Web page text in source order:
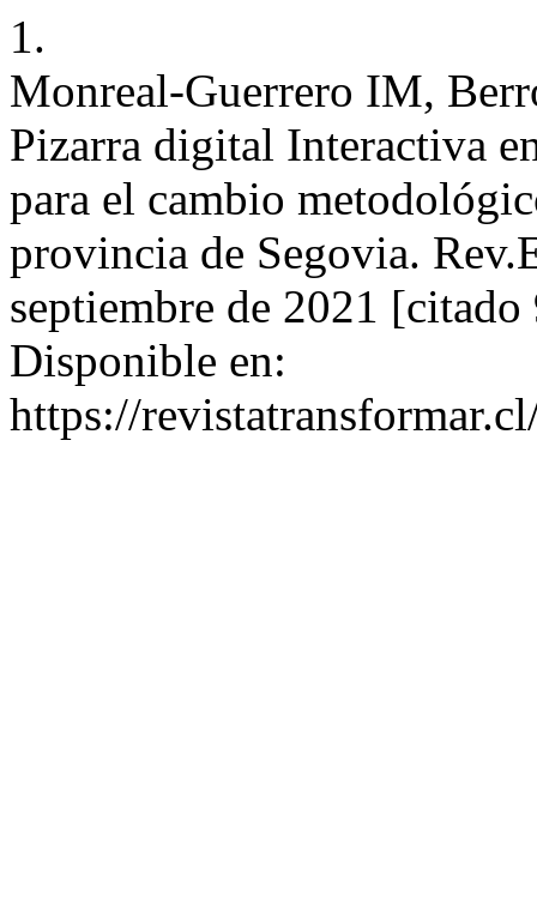
1.
Monreal-Guerrero IM,
Pizarra digital Interactiva
para el cambio
provincia de Segovia.
septiembre de 2021
Disponible en:
https://